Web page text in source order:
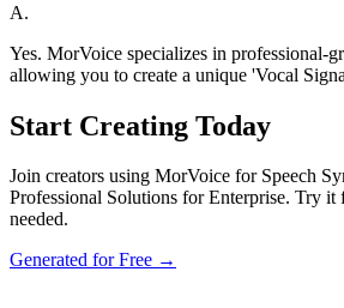
A.
Yes. MorVoice specializes in professional-
allowing you to create a unique 'Vocal
Start Creating Today
Join creators using MorVoice for Speech
Professional Solutions for Enterprise. Try it
needed.
Generated for Free →